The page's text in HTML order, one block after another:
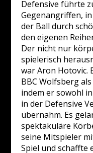
Defensive führte
Gegenangriffen,
der Ball durch
den eigenen
Der nicht nur
spielerisch
war Aron Hotovic.
BBC Wolfsberg
indem er sowohl
in der Defensive
übernahm. Es
spektakuläre
seine Mitspieler
Spiel und schaffte